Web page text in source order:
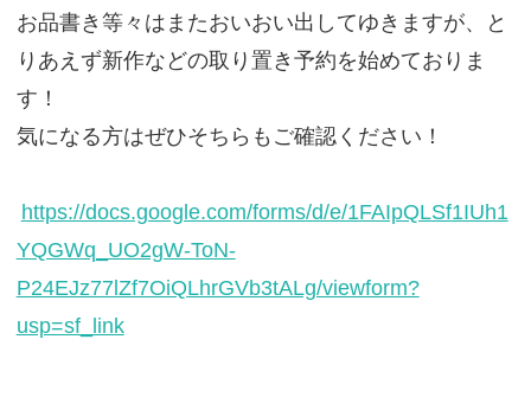
お品書き等々はまたおいおい出してゆきますが、と
りあえず新作などの取り置き予約を始めておりま
す！
気になる方はぜひそちらもご確認ください！
https://docs.google.com/forms/d/e/1FAIpQLSf1IUh1
YQGWq_UO2gW-ToN-
P24EJz77lZf7OiQLhrGVb3tALg/viewform?
usp=sf_link